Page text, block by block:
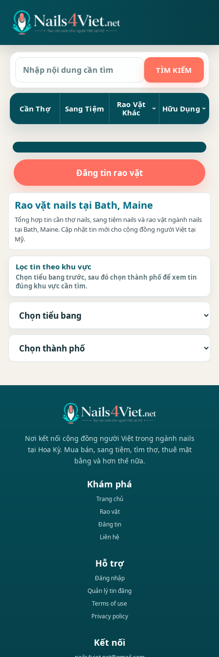
Cần Thợ Sang Tiệm
Rao Vặt
Khác
Hữu Dụng
Đăng tin rao vặt
Rao vặt nails tại Bath, Maine
Tổng hợp tin cần thợ nails, sang tiệm nails và rao vặt ngành nails
tại Bath, Maine. Cập nhật tin mới cho cộng đồng người Việt tại
Mỹ.
Lọc tin theo khu vực
Chọn tiểu bang trước, sau đó chọn thành phố để xem tin
đúng khu vực cần tìm.
Nơi kết nối cộng đồng người Việt trong ngành nails
tại Hoa Kỳ. Mua bán, sang tiệm, tìm thợ, thuê mặt
bằng và hơn thế nữa.
Khám phá
Trang chủ
Rao vặt
Đăng tin
Liên hệ
Hỗ trợ
Đăng nhập
Quản lý tin đăng
Terms of use
Privacy policy
Kết nối